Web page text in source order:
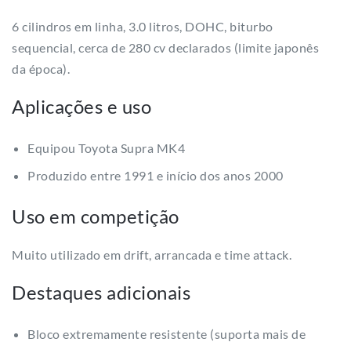
6 cilindros em linha, 3.0 litros, DOHC, biturbo
sequencial, cerca de 280 cv declarados (limite japonês
da época).
Aplicações e uso
Equipou Toyota Supra MK4
Produzido entre 1991 e início dos anos 2000
Uso em competição
Muito utilizado em drift, arrancada e time attack.
Destaques adicionais
Bloco extremamente resistente (suporta mais de